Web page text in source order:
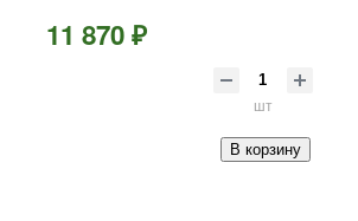
11 870 ₽
шт
В корзину